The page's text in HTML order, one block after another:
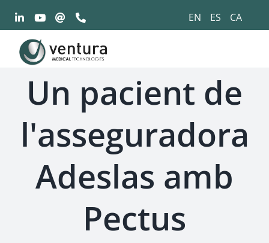
contingut
EN ES CA
Un pacient de
l'asseguradora
Adeslas amb
Pectus